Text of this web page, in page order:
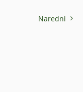
Naredni